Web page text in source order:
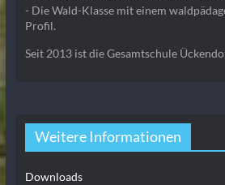
- Die Wald-Klasse mit einem
Profil.
Seit 2013 ist die Gesamtschule
Weitere Informationen
Downloads